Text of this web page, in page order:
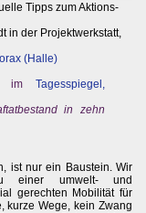
Tipps zum Aktions-
in der Projektwerkstatt,
(Halle)
imTagesspiegel,
in zehn
ist nur ein Baustein. Wir
einer umwelt- und
gerechten Mobilität für
kurze Wege, kein Zwang